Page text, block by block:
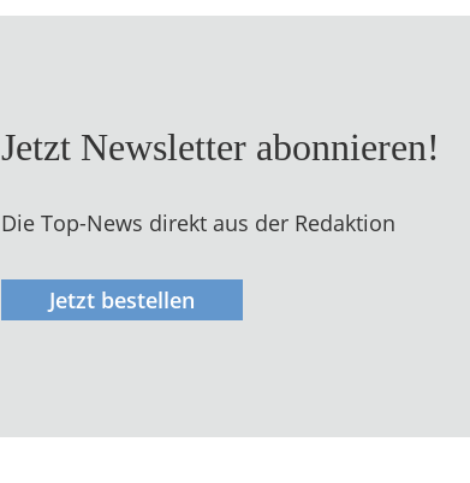
Jetzt Newsletter abonnieren!
Die Top-News direkt aus der Redaktion
Jetzt bestellen